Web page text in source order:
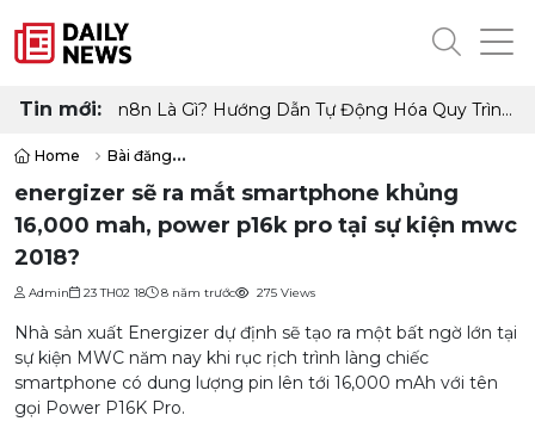
Tin mới:
n8n Là Gì? Hướng Dẫn Tự Động Hóa Quy Trình
Home
Bài đăng
energizer sẽ ra mắt smartphone khủng 16,000 mah, power p16k pro
energizer sẽ ra mắt smartphone khủng
16,000 mah, power p16k pro tại sự kiện mwc
2018?
Admin 23 TH02 18 8 năm trước 275 Views
Nhà sản xuất Energizer dự định sẽ tạo ra một bất ngờ lớn tại
sự kiện MWC năm nay khi rục rịch trình làng chiếc
smartphone có dung lượng pin lên tới 16,000 mAh với tên
gọi Power P16K Pro.